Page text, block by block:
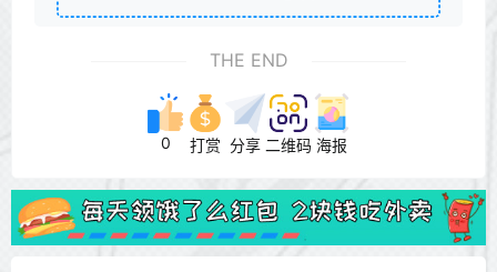
THE END
0 打赏 分享 二维码 海报